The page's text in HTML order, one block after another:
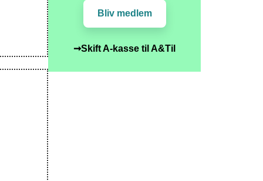
Bliv medlem
➞Skift A-kasse til A&Til